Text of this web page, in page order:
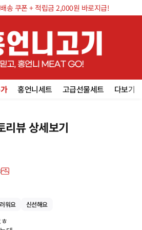
송 쿠폰 + 적립금 2,000원 바로지급!
홍언니세트 고급선물세트 다보기
리뷰 상세보기
워요 신선해요